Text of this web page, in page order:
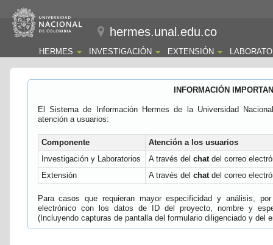
hermes.unal.edu.co
HERMES INVESTIGACIÓN EXTENSIÓN
INFORMACIÓN
El Sistema de Información Hermes de la Universidad
atención a usuarios:
Componente
Atención a los usuarios
Investigación y Laboratorios
A través del chatdel correo
Extensión
A través del chatdel correo
Para casos que requieran mayor especificidad y análisis,
electrónico con los datos de ID del proyecto, nombre y
(Incluyendo capturas de pantalla del formulario diligenciado y del